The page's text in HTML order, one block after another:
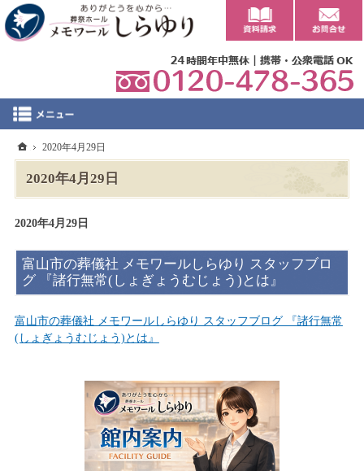
2020年4月29日
2020年4月29日
富山市の葬儀社 メモワールしらゆり スタッフブロ
グ 『諸行無常(しょぎょうむじょう)とは』
富山市の葬儀社 メモワールしらゆり スタッフブログ 『諸行無常
(しょぎょうむじょう)とは』
ホーム
2020年4月29日